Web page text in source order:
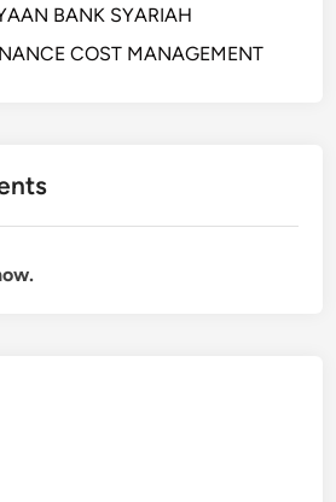
BANK SYARIAH
COST MANAGEMENT